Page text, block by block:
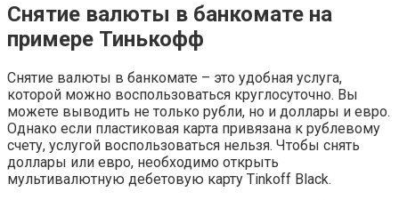
Снятие валюты в банкомате на
примере Тинькофф
Снятие валюты в банкомате – это удобная услуга,
которой можно воспользоваться круглосуточно. Вы
можете выводить не только рубли, но и доллары и евро.
Однако если пластиковая карта привязана к рублевому
счету, услугой воспользоваться нельзя. Чтобы снять
доллары или евро, необходимо открыть
мультивалютную дебетовую карту Tinkoff Black.